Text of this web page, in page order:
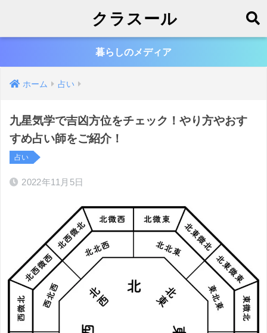
クラスール
暮らしのメディア
ホーム 占い
九星気学で吉凶方位をチェック！やり方やおす
すめ占い師をご紹介！
占い
2022年11月5日